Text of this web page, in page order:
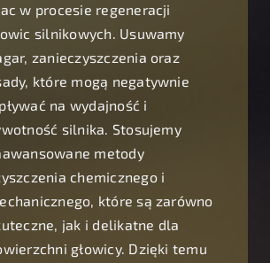
w procesie regeneracji
silnikowych. Usuwamy
zanieczyszczenia oraz
które mogą negatywnie
na wydajność i
silnika. Stosujemy
metody
chemicznego i
które są zarówno
jak i delikatne dla
głowicy. Dzięki temu